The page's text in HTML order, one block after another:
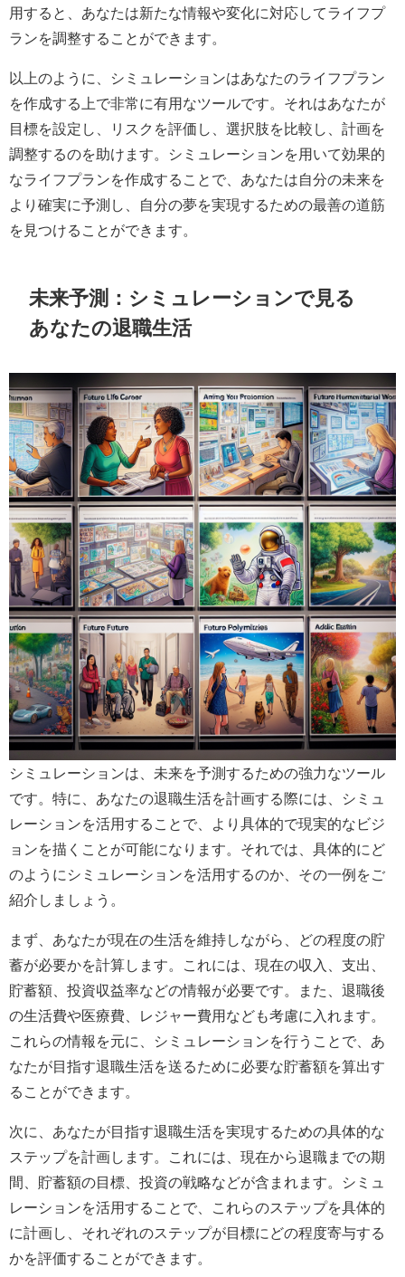
用すると、あなたは新たな情報や変化に対応してライフプ
ランを調整することができます。
以上のように、シミュレーションはあなたのライフプラン
を作成する上で非常に有用なツールです。それはあなたが
目標を設定し、リスクを評価し、選択肢を比較し、計画を
調整するのを助けます。シミュレーションを用いて効果的
なライフプランを作成することで、あなたは自分の未来を
より確実に予測し、自分の夢を実現するための最善の道筋
を見つけることができます。
未来予測：シミュレーションで見る
あなたの退職生活
シミュレーションは、未来を予測するための強力なツール
です。特に、あなたの退職生活を計画する際には、シミュ
レーションを活用することで、より具体的で現実的なビジ
ョンを描くことが可能になります。それでは、具体的にど
のようにシミュレーションを活用するのか、その一例をご
紹介しましょう。
まず、あなたが現在の生活を維持しながら、どの程度の貯
蓄が必要かを計算します。これには、現在の収入、支出、
貯蓄額、投資収益率などの情報が必要です。また、退職後
の生活費や医療費、レジャー費用なども考慮に入れます。
これらの情報を元に、シミュレーションを行うことで、あ
なたが目指す退職生活を送るために必要な貯蓄額を算出す
ることができます。
次に、あなたが目指す退職生活を実現するための具体的な
ステップを計画します。これには、現在から退職までの期
間、貯蓄額の目標、投資の戦略などが含まれます。シミュ
レーションを活用することで、これらのステップを具体的
に計画し、それぞれのステップが目標にどの程度寄与する
かを評価することができます。